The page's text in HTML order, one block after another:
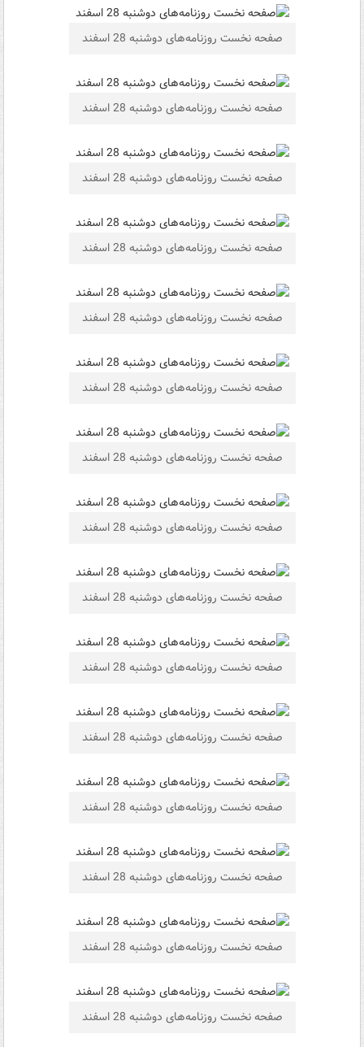
صفحه نخست روزنامه‌های دوشنبه 28 اسفند
صفحه نخست روزنامه‌های دوشنبه 28 اسفند
صفحه نخست روزنامه‌های دوشنبه 28 اسفند
صفحه نخست روزنامه‌های دوشنبه 28 اسفند
صفحه نخست روزنامه‌های دوشنبه 28 اسفند
صفحه نخست روزنامه‌های دوشنبه 28 اسفند
صفحه نخست روزنامه‌های دوشنبه 28 اسفند
صفحه نخست روزنامه‌های دوشنبه 28 اسفند
صفحه نخست روزنامه‌های دوشنبه 28 اسفند
صفحه نخست روزنامه‌های دوشنبه 28 اسفند
صفحه نخست روزنامه‌های دوشنبه 28 اسفند
صفحه نخست روزنامه‌های دوشنبه 28 اسفند
صفحه نخست روزنامه‌های دوشنبه 28 اسفند
صفحه نخست روزنامه‌های دوشنبه 28 اسفند
صفحه نخست روزنامه‌های دوشنبه 28 اسفند